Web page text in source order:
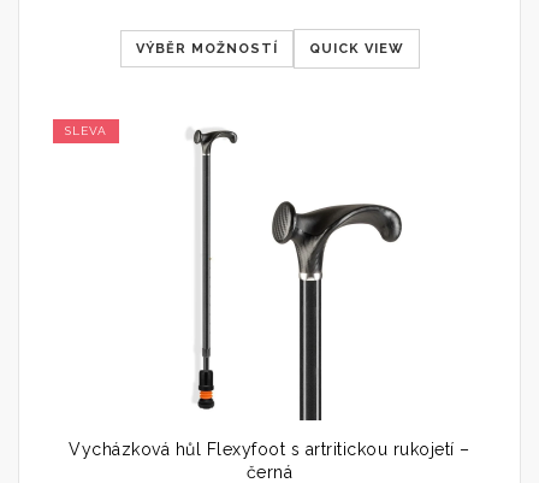
VÝBĚR MOŽNOSTÍ QUICK VIEW
SLEVA
Vycházková hůl Flexyfoot s artritickou rukojetí –
černá